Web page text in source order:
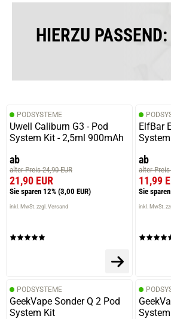
HIERZU PASSEND:
PODSYSTEME
Uwell Caliburn G3 - Pod
System Kit - 2,5ml 900mAh
ab
alter Preis 24,90 EUR
21,90 EUR
Sie sparen 12% (3,00 EUR)
inkl. MwSt. zzgl. Versand
ElfBar
ab
alter Preis
11,99
Sie
inkl. MwSt.
PODSYSTEME
GeekVape Sonder Q 2 Pod
System Kit